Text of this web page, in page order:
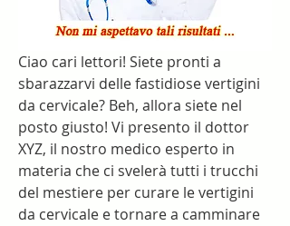
Ciao cari lettori! Siete pronti a
sbarazzarvi delle fastidiose vertigini
da cervicale? Beh, allora siete nel
posto giusto! Vi presento il dottor
XYZ, il nostro medico esperto in
materia che ci svelerà tutti i trucchi
del mestiere per curare le vertigini
da cervicale e tornare a camminare